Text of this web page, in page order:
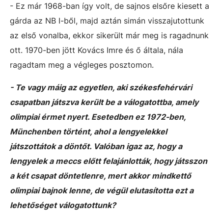
- Ez már 1968-ban így volt, de sajnos elsőre kiesett a
gárda az NB I-ből, majd aztán simán visszajutottunk
az első vonalba, ekkor sikerült már meg is ragadnunk
ott. 1970-ben jött Kovács Imre és ő általa, nála
ragadtam meg a végleges posztomon.
- Te vagy máig az egyetlen, aki székesfehérvári
csapatban játszva került be a válogatottba, amely
olimpiai érmet nyert. Esetedben ez 1972-ben,
Münchenben történt, ahol a lengyelekkel
játszottátok a döntőt. Valóban igaz az, hogy a
lengyelek a meccs előtt felajánlották, hogy játsszon
a két csapat döntetlenre, mert akkor mindkettő
olimpiai bajnok lenne, de végül elutasította ezt a
lehetőséget válogatottunk?